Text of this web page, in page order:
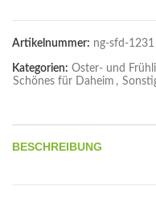
Artikelnummer: ng-sfd-1231
Kategorien: Oster- und
Schönes für Daheim ,
BESCHREIBUNG